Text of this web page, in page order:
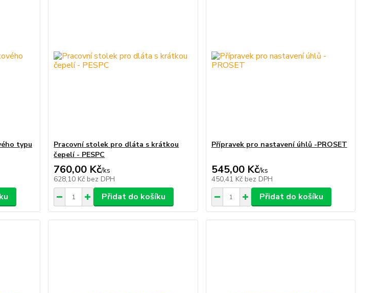
typu
Pracovní stolek pro dláta s krátkou
čepelí - PESPC
760,00 Kč/ks
628,10 Kč bez DPH
Přidat do košíku
Přípravek pro nastavení úhlů -PROSET
545,00 Kč/ks
450,41 Kč bez DPH
Přidat do košíku